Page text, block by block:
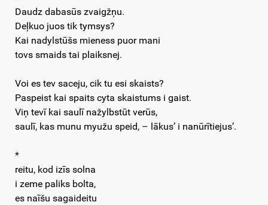
Daudz dabasūs zvaigžņu.
Deļkuo juos tik tymsys?
Kai nadylstūšs mieness puor mani
tovs smaids tai plaiksnej.
Voi es tev saceju, cik tu esi skaists?
Paspeist kai spaits cyta skaistums i gaist.
Viņ tevī kai saulī nažylbstūt verūs,
saulī, kas munu myužu speid, – lākus’ i nanūrītiejus’.
*
reitu, kod izīs solna
i zeme paliks bolta,
es naīšu sagaideitu